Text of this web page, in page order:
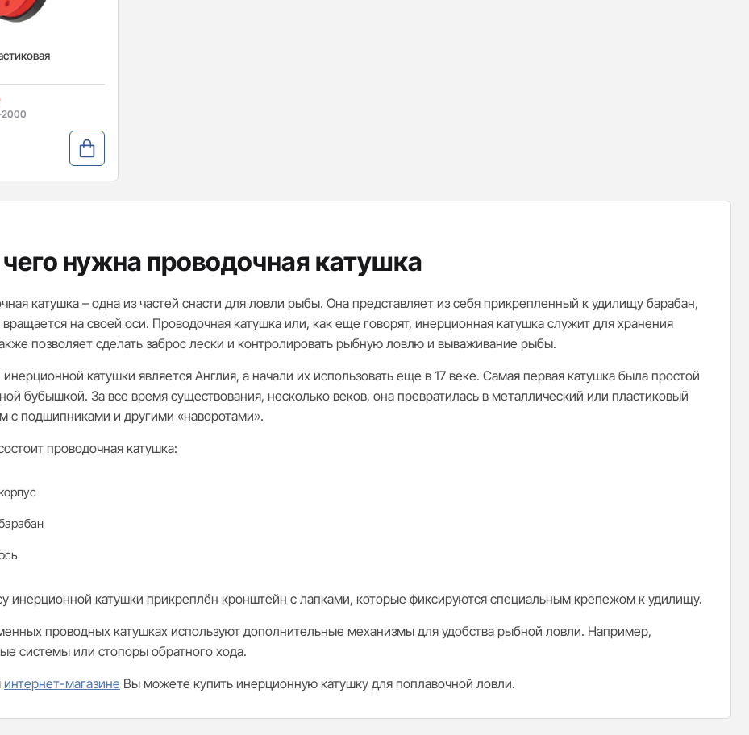
2000
нужна проводочная катушка
катушка – одна из частей снасти для ловли рыбы. Она представляет из себя прикрепленный к удилищу барабан,
на своей оси. Проводочная катушка или, как еще говорят, инерционная катушка служит для хранения
позволяет сделать заброс лески и контролировать рыбную ловлю и вываживание рыбы.
катушки является Англия, а начали их использовать еще в 17 веке. Самая первая катушка была простой
бубышкой. За все время существования, несколько веков, она превратилась в металлический или пластиковый
с подшипниками и другими «наворотами».
проводочная катушка:
инерционной катушки прикреплён кронштейн с лапками, которые фиксируются специальным крепежом к удилищу.
проводных катушках используют дополнительные механизмы для удобства рыбной ловли. Например,
системы или стопоры обратного хода.
интернет-магазине Вы можете купить инерционную катушку для поплавочной ловли.